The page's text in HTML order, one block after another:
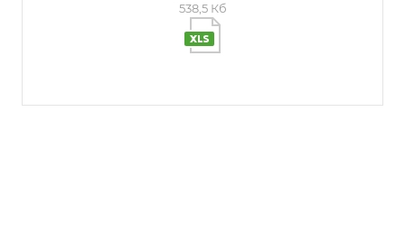
538,5 Кб